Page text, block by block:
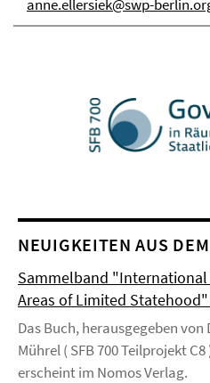
anne.ellersiek@swp-
NEUIGKEITEN AUS
Sammelband
Areas of Limited
Das Buch, herausgegeben
Mührel ( SFB 700 Teilprojekt
erscheint im Nomos Verlag.